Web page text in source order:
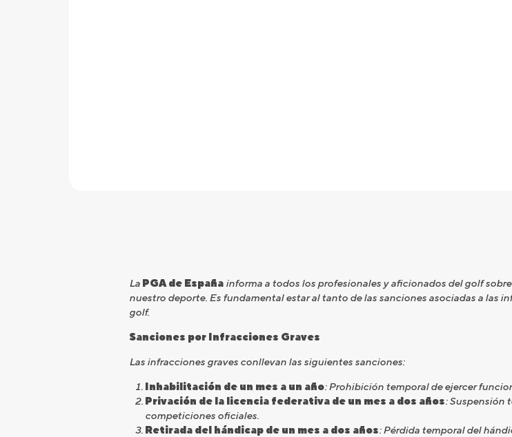
La PGA de España informa a todos los profesionales y aficionados del golf
nuestro deporte. Es fundamental estar al tanto de las sanciones asociadas a las
golf.
Sanciones por Infracciones Graves
Las infracciones graves conllevan las siguientes sanciones:
Inhabilitación de un mes a un año: Prohibición temporal de ejercer
Privación de la licencia federativa de un mes a dos años: Suspensión
competiciones oficiales.
Retirada del hándicap de un mes a dos años: Pérdida temporal del